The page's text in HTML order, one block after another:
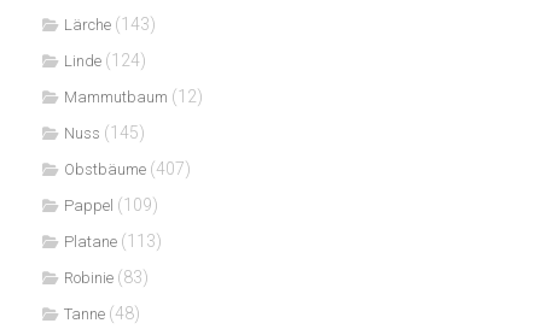
Lärche (143)
Linde (124)
Mammutbaum (12)
Nuss (145)
Obstbäume (407)
Pappel (109)
Platane (113)
Robinie (83)
Tanne (48)